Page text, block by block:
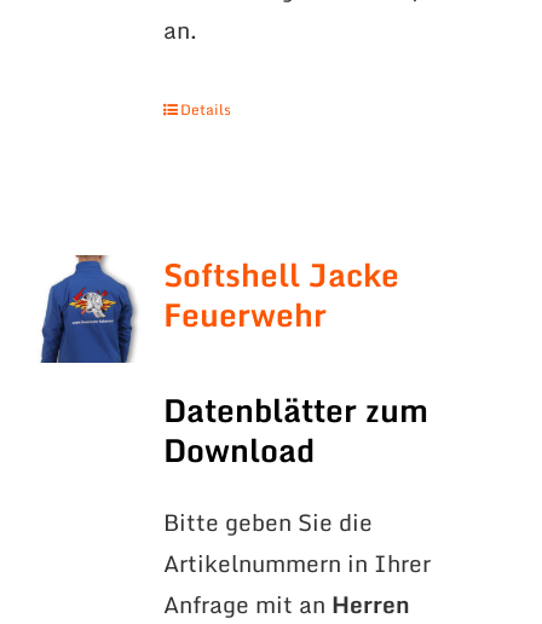
an.
Details
Softshell Jacke
Feuerwehr
Datenblätter zum
Download
Bitte geben Sie die
Artikelnummern in Ihrer
Anfrage mit an Herren